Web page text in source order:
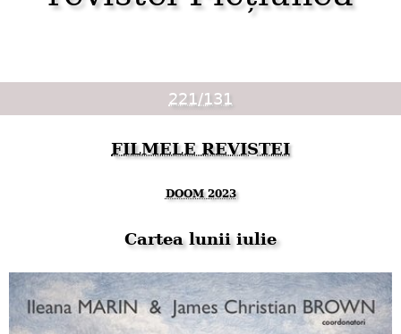
221/131
FILMELE REVISTEI
DOOM 2023
Cartea lunii iulie